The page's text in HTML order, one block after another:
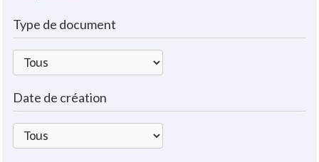
Type de document
Date de création